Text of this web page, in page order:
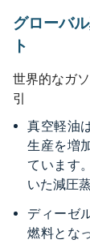
グローバ
ト
世界的なガ
引
真空軽油
生産を増
ています
いた減圧
ディーゼ
燃料とな